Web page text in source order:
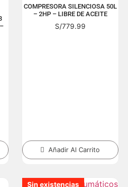
COMPRESORA SILENCIOSA 50L
– 2HP – LIBRE DE ACEITE
S/779.99
Añadir Al Carrito
Sin existencias
Sin existencias
Sin existencias
Sin existencias
Sin existencias
Sin existencias
Sin existencias
Sin existencias
Sin existencias
Sin existencias
Sin existencias
Sin existencias
Sin existencias
Sin existencias
Sin existencias
Sin existencias
Sin existencias
Sin existencias
Sin existencias
Sin existencias